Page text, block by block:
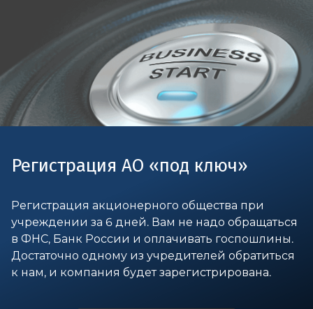
Регистрация АО «под ключ»
Регистрация акционерного общества при
учреждении за 6 дней. Вам не надо обращаться
в ФНС, Банк России и оплачивать госпошлины.
Достаточно одному из учредителей обратиться
к нам, и компания будет зарегистрирована.